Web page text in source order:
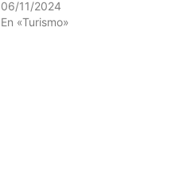
06/11/2024
En «Turismo»